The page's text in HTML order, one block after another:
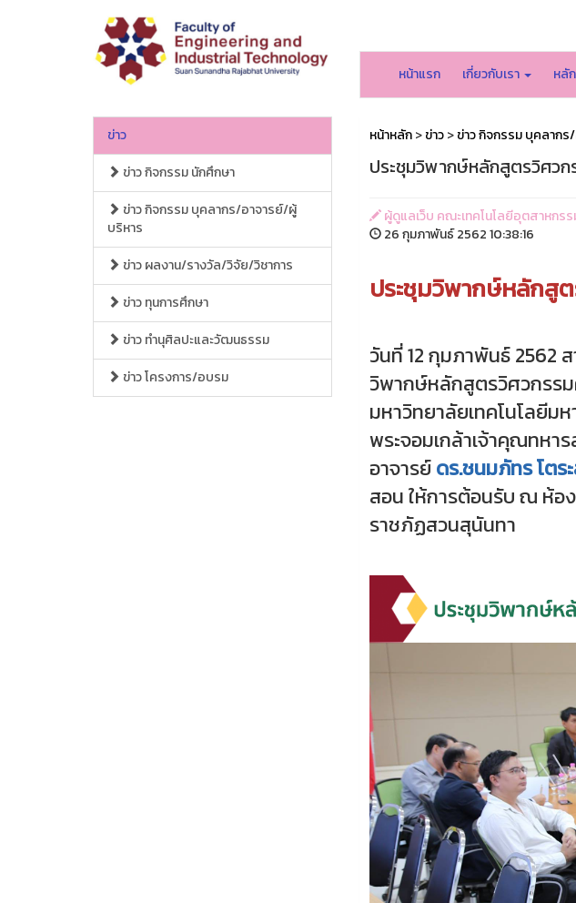
หน้าแรก เกี่ยวกับเรา หลั
ข่าว
ข่าว กิจกรรม นักศึกษา
ข่าว กิจกรรม บุคลากร/อาจารย์/ผู้
บริหาร
ข่าว ผลงาน/รางวัล/วิจัย/วิชาการ
ข่าว ทุนการศึกษา
ข่าว ทำนุศิลปะและวัฒนธรรม
ข่าว โครงการ/อบรม
หน้าหลัก>ข่าว>ข่าว กิจกรรม บุคลาก
ประชุมวิพากษ์หลักสูตรวิศว
ผู้ดูแลเว็บ คณะเทคโนโลยีอุตสาหกรร
26 กุมภาพันธ์ 2562 10:38:16
ประชุมวิพากษ์หลักสู
วันที่ 12 กุมภาพันธ์ 2562
วิพากษ์หลักสูตรวิศวกรร
มหาวิทยาลัยเทคโนโลยีม
พระจอมเกล้าเจ้าคุณทหาร
อาจารย์ดร.ชนมภัทร โตระ
สอน ให้การต้อนรับ ณ ห้อ
ราชภัฏสวนสุนันทา